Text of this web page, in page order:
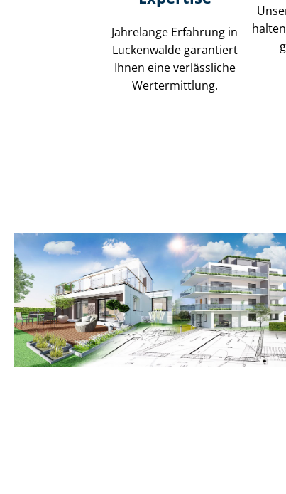
Jahrelange Erfahrung in
Luckenwalde garantiert
Ihnen eine verlässliche
Wertermittlung.